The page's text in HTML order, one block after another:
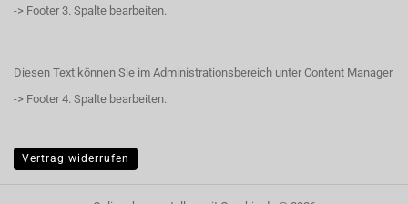
-> Footer 3. Spalte bearbeiten.
Diesen Text können Sie im Administrationsbereich unter Content Manager
-> Footer 4. Spalte bearbeiten.
Vertrag widerrufen